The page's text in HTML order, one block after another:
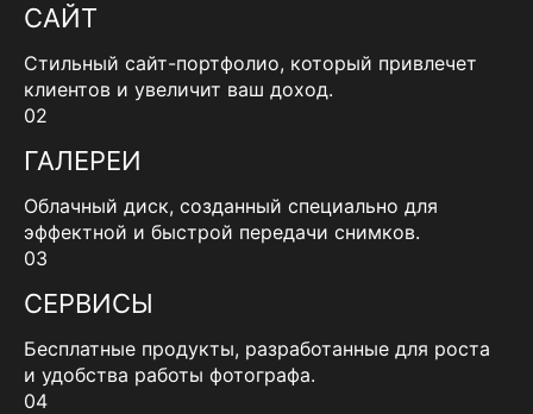
САЙТ
Стильный сайт-портфолио, который привлечет
клиентов и увеличит ваш доход.
02
ГАЛЕРЕИ
Облачный диск, созданный специально для
эффектной и быстрой передачи снимков.
03
СЕРВИСЫ
Бесплатные продукты, разработанные для роста
и удобства работы фотографа.
04